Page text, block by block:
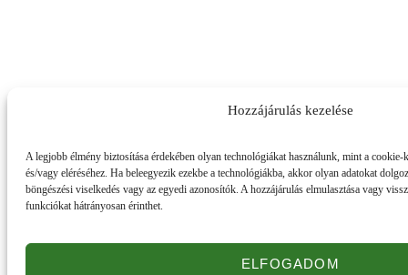
Hozzájárulás kezelése
A legjobb élmény biztosítása érdekében olyan technológiákat használunk, mint a cookie-
és/vagy eléréséhez. Ha beleegyezik ezekbe a technológiákba, akkor olyan adatokat
böngészési viselkedés vagy az egyedi azonosítók. A hozzájárulás elmulasztása vagy
funkciókat hátrányosan érinthet.
ELFOGADOM